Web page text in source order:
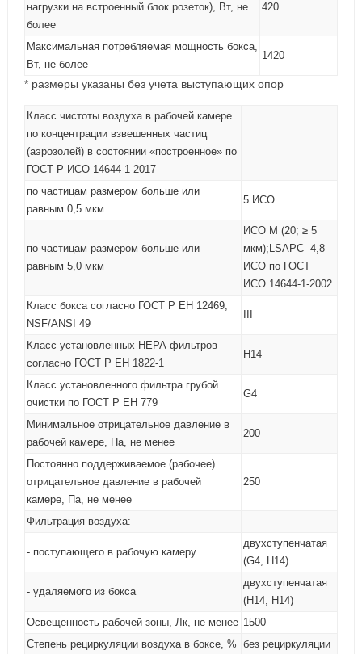
нагрузки на встроенный блок розеток), Вт, не
более
420
Максимальная потребляемая мощность бокса,
Вт, не более
1420
* размеры указаны без учета выступающих опор
Класс чистоты воздуха в рабочей камере
по концентрации взвешенных частиц
(аэрозолей) в состоянии «построенное» по
ГОСТ Р ИСО 14644-1-2017
по частицам размером больше или
равным 0,5 мкм
5 ИСО
по частицам размером больше или
равным 5,0 мкм
ИСО М (20; ≥ 5
мкм);LSAPC 4,8
ИСО по ГОСТ
ИСО 14644-1-2002
Класс бокса согласно ГОСТ Р ЕН 12469,
NSF/ANSI 49
Класс установленных HEPA-фильтров
согласно ГОСТ Р ЕН 1822-1
H14
Класс установленного фильтра грубой
очистки по ГОСТ Р ЕН 779
G4
Минимальное отрицательное давление в
рабочей камере, Па, не менее
200
Постоянно поддерживаемое (рабочее)
отрицательное давление в рабочей
камере, Па, не менее
250
Фильтрация воздуха:
- поступающего в рабочую камеру
двухступенчатая
(G4, H14)
- удаляемого из бокса
двухступенчатая
(Н14, H14)
Освещенность рабочей зоны, Лк, не менее 1500
Степень рециркуляции воздуха в боксе, % без рециркуляции